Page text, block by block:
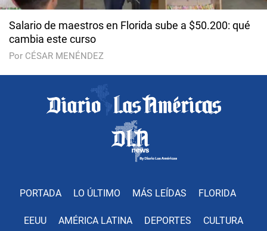
Salario de maestros en Florida sube a $50.200: qué
cambia este curso
Por CÉSAR MENÉNDEZ
PORTADA LO ÚLTIMO MÁS LEÍDAS FLORIDA
EEUU AMÉRICA LATINA DEPORTES CULTURA